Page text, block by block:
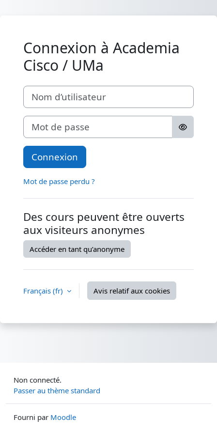
Connexion à Academia
Cisco / UMa
Nom d’utilisateur
Mot de passe
Connexion
Mot de passe perdu ?
Des cours peuvent être ouverts
aux visiteurs anonymes
Accéder en tant qu’anonyme
Français ‎(fr)‎ Avis relatif aux cookies
Non connecté.
Passer au thème standard
Fourni par Moodle